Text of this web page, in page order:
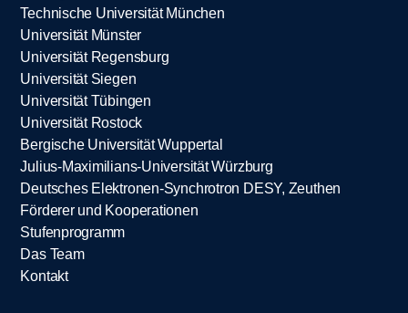
Technische Universität München
Universität Münster
Universität Regensburg
Universität Siegen
Universität Tübingen
Universität Rostock
Bergische Universität Wuppertal
Julius-Maximilians-Universität Würzburg
Deutsches Elektronen-Synchrotron DESY, Zeuthen
Förderer und Kooperationen
Stufenprogramm
Das Team
Kontakt